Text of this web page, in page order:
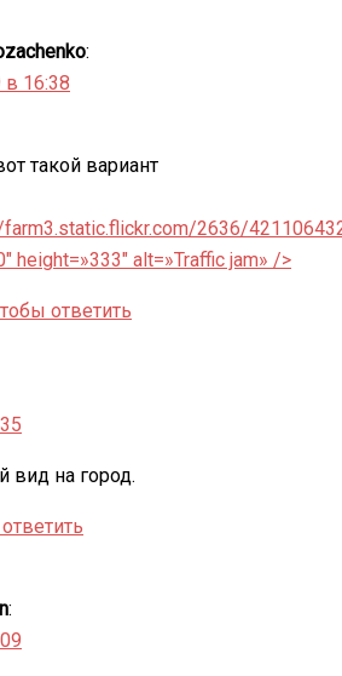
:
в 16:38
такой вариант
2636/
height=»333″ alt=»Traffic jam» />
ответить
вид на город.
: